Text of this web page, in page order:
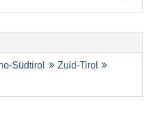
Südtirol
Zuid-Tirol